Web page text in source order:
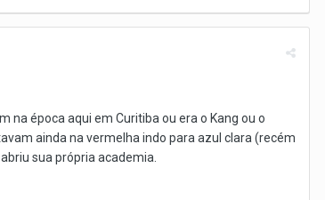
na época aqui em Curitiba ou era o Kang ou o
ainda na vermelha indo para azul clara (recém
sua própria academia.